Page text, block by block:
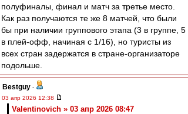
полуфиналы, финал и матч за третье место.
Как раз получаются те же 8 матчей, что были
бы при наличии группового этапа (3 в группе, 5
в плей-офф, начиная с 1/16), но туристы из
всех стран задержатся в стране-организаторе
подольше.
Bestguy -
03 апр 2026 12:38
Valentinovich » 03 апр 2026 08:47